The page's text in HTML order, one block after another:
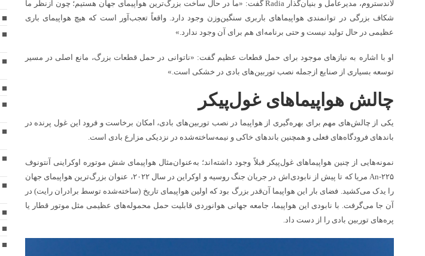
لاندستروم، مدیرعامل و بنیان‌گذار Radia گفت: «ما در حال ساخت بزرگ‌ترین هواپیمای جهان هستیم؛ چون ازنظر ما
شکاف بزرگی در توانمندی هواپیماهای باربری سنگین‌وزن وجود دارد. واقعاً تعجب‌آور است که هیچ هواپیمای باری
عظیمی در حال تولید نیست و حتی برنامه‌ای هم برای آن وجود ندارد.»
او با اشاره به نیازهای موجود برای حمل قطعات عظیم گفت: «ناتوانی در حمل قطعات بزرگ، مانع اصلی در مسیر
توسعه بسیاری از صنایع ازجمله نصب توربین‌های بادی در خشکی است.»
چالش هواپیماهای غول‌پیکر
یکی از چالش‌های مهم برای بهره‌گیری از هواپیما در نصب توربین‌های بادی، امکان برخاست و فرود این غول پرنده در
باندهای فرودگاه‌های فعلی و همچنین باندهای خاکی و نیمه‌ساخته‌شده در نزدیکی مزارع بادی است.
نمونه‌هایی از چنین هواپیماهای غول‌پیکر قبلاً وجود داشته‌اند؛ به‌عنوان‌مثال هواپیمای شش موتوره اوکراینی آنتونوف
An-۲۲۵ مریا که تا پیش از نابودی‌اش در جریان جنگ روسیه و اوکراین در سال ۲۰۲۲، عنوان بزرگ‌ترین هواپیمای جهان
را یدک می‌کشید. فضای بار این هواپیما آن‌قدر بزرگ بود که اولین هواپیمای تاریخ (ساخته‌شده توسط برادران رایت) در
آن جا می‌گرفت. با نابودی این هواپیما، جامعه جهانی هوانوردی قابلیت حمل محموله‌های عظیمی مثل موتور قطار یا
پره‌های توربین بادی را از دست داد.